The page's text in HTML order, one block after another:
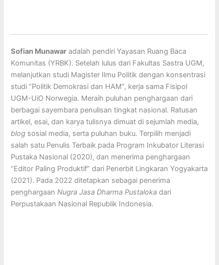
Sofian Munawar adalah pendiri Yayasan Ruang Baca
Komunitas (YRBK). Setelah lulus dari Fakultas Sastra UGM,
melanjutkan studi Magister Ilmu Politik dengan konsentrasi
studi “Politik Demokrasi dan HAM”, kerja sama Fisipol
UGM-UiO Norwegia. Meraih puluhan penghargaan dari
berbagai sayembara penulisan tingkat nasional. Ratusan
artikel, esai, dan karya tulisnya dimuat di sejumlah media,
blog sosial media, serta puluhan buku. Terpilih menjadi
salah satu Penulis Terbaik pada Program Inkubator Literasi
Pustaka Nasional (2020), dan menerima penghargaan
“Editor Paling Produktif” dari Penerbit Lingkaran Yogyakarta
(2021). Pada 2022 ditetapkan sebagai penerima
penghargaanNugra Jasa Dharma Pustaloka dari
Perpustakaan Nasional Republik Indonesia.